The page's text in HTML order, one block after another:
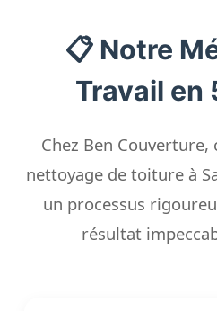
📋 Notre
Travail en
Chez Ben
nettoyage de toiture à
un processus
résultat